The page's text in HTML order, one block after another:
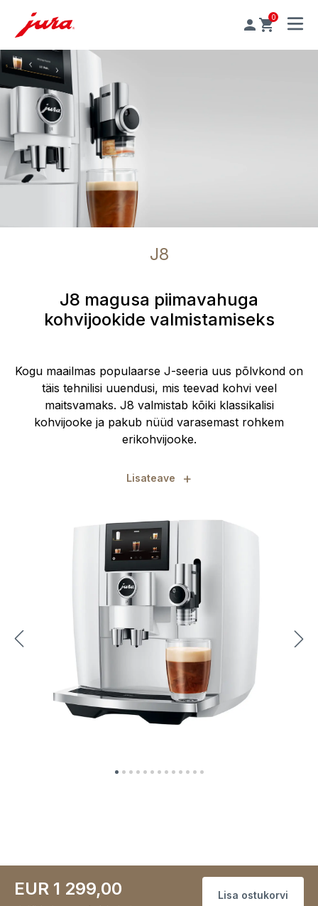
0
MENU
J8
J8 magusa piimavahuga
kohvijookide valmistamiseks
Kogu maailmas populaarse J-seeria uus põlvkond on
täis tehnilisi uuendusi, mis teevad kohvi veel
maitsvamaks. J8 valmistab kõiki klassikalisi
kohvijooke ja pakub nüüd varasemast rohkem
erikohvijooke.
Lisateave +
EUR 1 299,00 Lisa ostukorvi